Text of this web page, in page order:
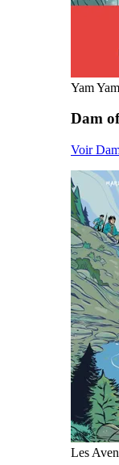
Yam Yam
Dam
Voir
Les